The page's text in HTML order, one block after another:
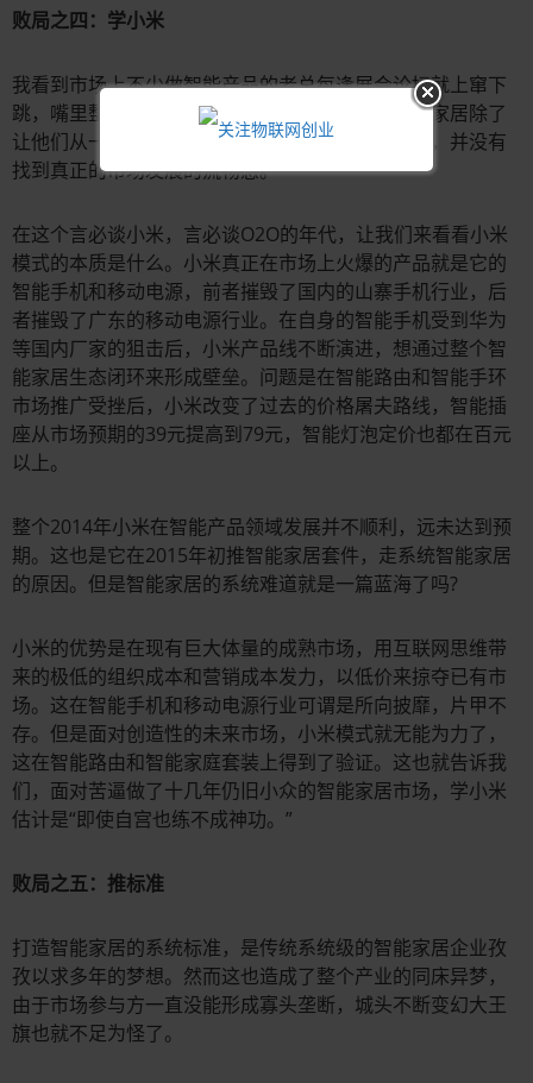
败局之四：学小米
我看到市场上不少做智能产品的老总每逢展会论坛就上窜下
跳，嘴里整天挂着互联网思维和用户体验。但智能家居除了
让他们从一个原本的产品经理堕落成了网络水军外，并没有
找到真正的市场发展的流畅感。
在这个言必谈小米，言必谈O2O的年代，让我们来看看小米
模式的本质是什么。小米真正在市场上火爆的产品就是它的
智能手机和移动电源，前者摧毁了国内的山寨手机行业，后
者摧毁了广东的移动电源行业。在自身的智能手机受到华为
等国内厂家的狙击后，小米产品线不断演进，想通过整个智
能家居生态闭环来形成壁垒。问题是在智能路由和智能手环
市场推广受挫后，小米改变了过去的价格屠夫路线，智能插
座从市场预期的39元提高到79元，智能灯泡定价也都在百元
以上。
整个2014年小米在智能产品领域发展并不顺利，远未达到预
期。这也是它在2015年初推智能家居套件，走系统智能家居
的原因。但是智能家居的系统难道就是一篇蓝海了吗?
小米的优势是在现有巨大体量的成熟市场，用互联网思维带
来的极低的组织成本和营销成本发力，以低价来掠夺已有市
场。这在智能手机和移动电源行业可谓是所向披靡，片甲不
存。但是面对创造性的未来市场，小米模式就无能为力了，
这在智能路由和智能家庭套装上得到了验证。这也就告诉我
们，面对苦逼做了十几年仍旧小众的智能家居市场，学小米
估计是“即使自宫也练不成神功。”
败局之五：推标准
打造智能家居的系统标准，是传统系统级的智能家居企业孜
孜以求多年的梦想。然而这也造成了整个产业的同床异梦，
由于市场参与方一直没能形成寡头垄断，城头不断变幻大王
旗也就不足为怪了。